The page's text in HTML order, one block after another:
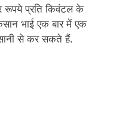
रूपये प्रति किवंटल के
भाई एक बार में एक
से कर सकते हैं.